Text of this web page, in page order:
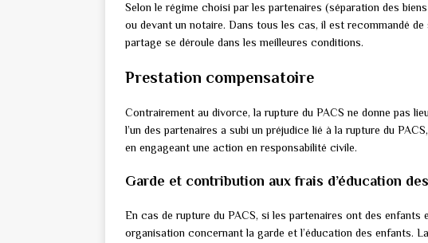
Selon le régime choisi par les partenaires (séparation des
ou devant un notaire. Dans tous les cas, il est recommandé de
partage se déroule dans les meilleures conditions.
Prestation compensatoire
Contrairement au divorce, la rupture du PACS ne donne pas
l’un des partenaires a subi un préjudice lié à la rupture du
en engageant une action en responsabilité civile.
Garde et contribution aux frais d’éducation
En cas de rupture du PACS, si les partenaires ont des enfants
organisation concernant la garde et l’éducation des enfants.